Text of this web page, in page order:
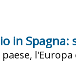
in Spagna:
l'Europa